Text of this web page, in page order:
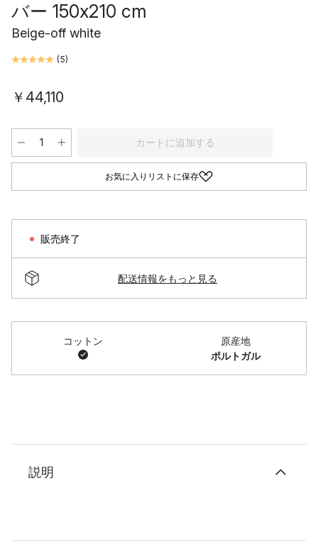
バー 150x210 cm
Beige-off white
(5)
￥44,110
カートに追加する
お気に入りリストに保存
販売終了
配送情報をもっと見る
コットン
原産地
ポルトガル
説明